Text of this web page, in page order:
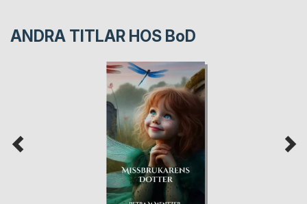
ANDRA TITLAR HOS BoD